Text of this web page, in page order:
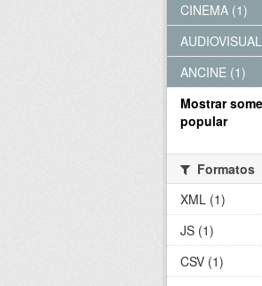
CINEMA (1)
ANCINE (1)
Mostrar
popular
Formatos
XML (1)
JS (1)
CSV (1)